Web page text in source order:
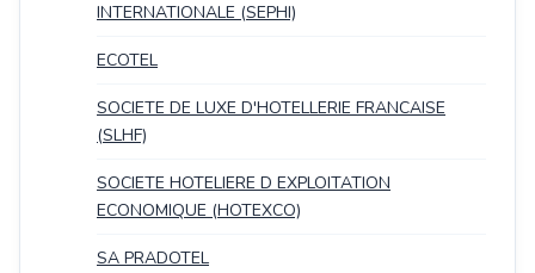
INTERNATIONALE (SEPHI)
ECOTEL
SOCIETE DE LUXE D'HOTELLERIE FRANCAISE
(SLHF)
SOCIETE HOTELIERE D EXPLOITATION
ECONOMIQUE (HOTEXCO)
SA PRADOTEL